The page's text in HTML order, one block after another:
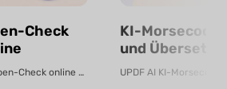
Check
UPDF AI KI-Anschreiben-Check online Prüfen Sie mit UPDF AI, ob Ihr Anschr...
KI-
und